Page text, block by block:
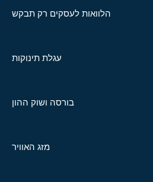
הלוואות לעסקים רק תבקש
עגלת תינוקות
בורסה ושוק ההון
מזג האוויר